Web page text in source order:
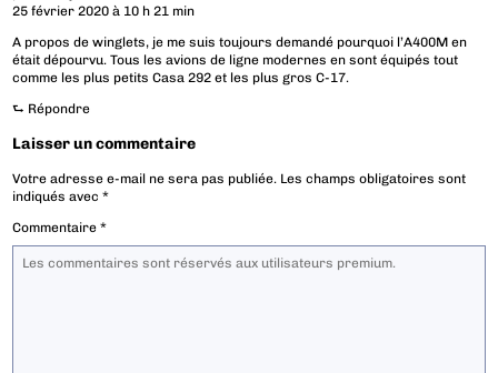
25 février 2020 à 10 h 21 min
A propos de winglets, je me suis toujours demandé pourquoi l’A400M en
était dépourvu. Tous les avions de ligne modernes en sont équipés tout
comme les plus petits Casa 292 et les plus gros C-17.
⮑ Répondre
Laisser un commentaire
Votre adresse e-mail ne sera pas publiée. Les champs obligatoires sont
indiqués avec*
Commentaire*